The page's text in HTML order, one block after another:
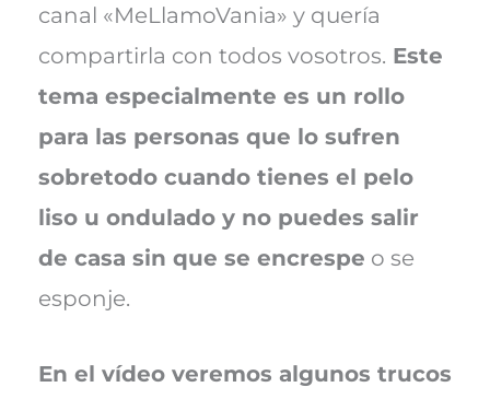
canal «MeLlamoVania» y quería
compartirla con todos vosotros. Este
tema especialmente es un rollo
para las personas que lo sufren
sobretodo cuando tienes el pelo
liso u ondulado y no puedes salir
de casa sin que se encrespe o se
esponje.
En el vídeo veremos algunos trucos